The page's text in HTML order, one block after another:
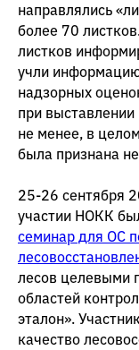
направлялись
более 70
листков
учли
надзорных
при
не менее, в
была признана
25-26 сентября
участии НОКК
семинар для ОС
лесов целевыми
областей
эталон».
качество